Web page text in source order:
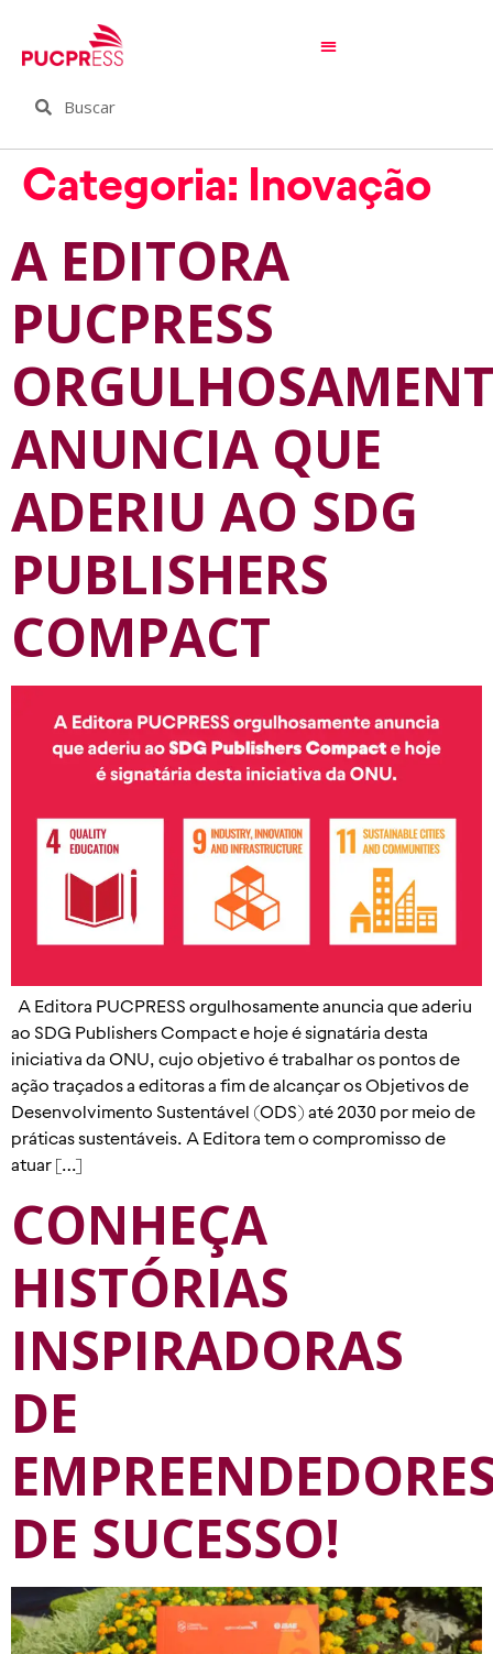
Categoria: Inovação
A EDITORA
PUCPRESS
ANUNCIA QUE
ADERIU AO SDG
PUBLISHERS
COMPACT
A Editora PUCPRESS orgulhosamente anuncia que aderiu
ao SDG Publishers Compact e hoje é signatária desta
iniciativa da ONU, cujo objetivo é trabalhar os pontos de
ação traçados a editoras a fim de alcançar os Objetivos de
Desenvolvimento Sustentável (ODS) até 2030 por meio de
práticas sustentáveis. A Editora tem o compromisso de
atuar […]
CONHEÇA
HISTÓRIAS
INSPIRADORAS
DE
DE SUCESSO!